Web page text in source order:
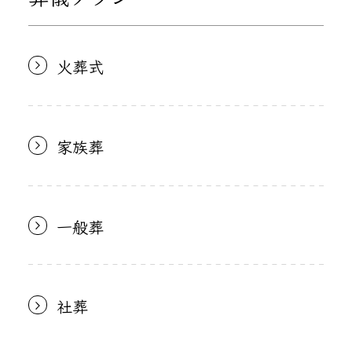
火葬式
家族葬
一般葬
社葬